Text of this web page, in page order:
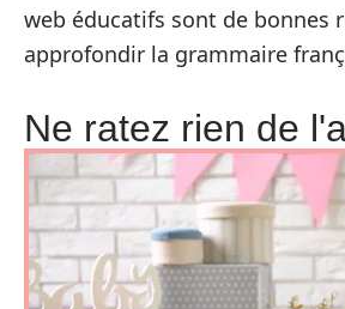
web éducatifs sont de bonnes
approfondir la grammaire
Ne ratez rien de